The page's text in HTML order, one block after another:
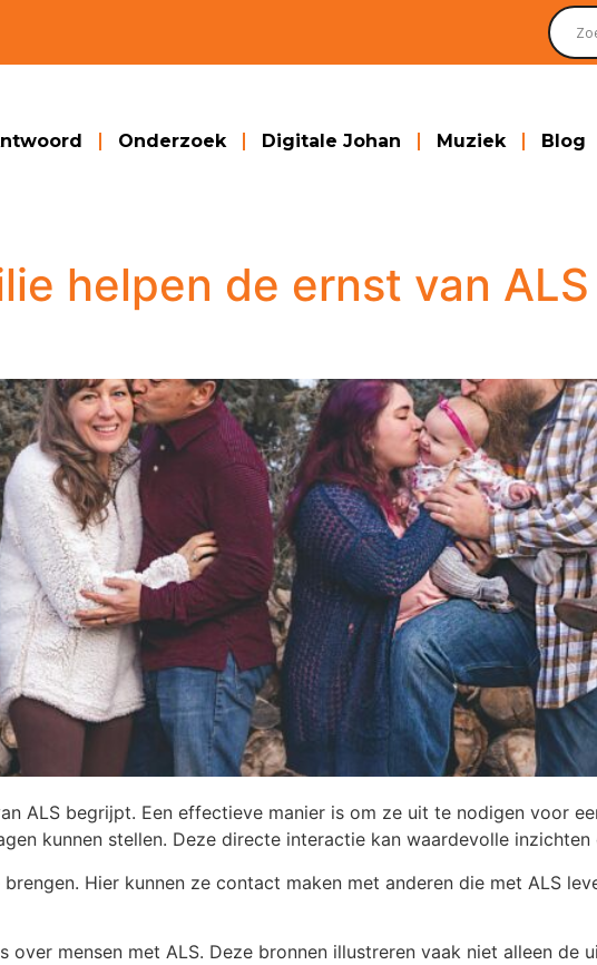
Onderzoek Digitale Johan Muziek Blog
helpen de ernst van
ALS begrijpt. Een effectieve manier is om ze uit te nodigen voor
kunnen stellen. Deze directe interactie kan waardevolle inzichten
Hier kunnen ze contact maken met anderen die met ALS
over mensen met ALS. Deze bronnen illustreren vaak niet alleen de